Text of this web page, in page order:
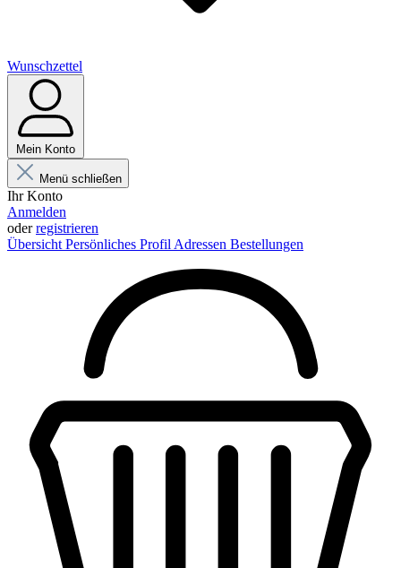
Wunschzettel
Mein Konto
Menü schließen
Ihr Konto
Anmelden
oderregistrieren
Übersicht Persönliches Profil Adressen Bestellungen